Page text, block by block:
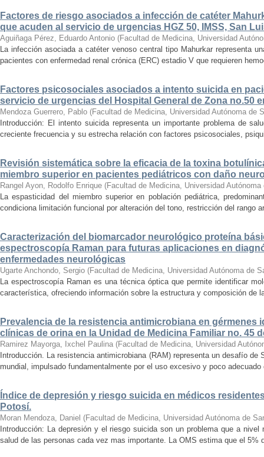
Factores de riesgo asociados a infección de catéter
que acuden al servicio de urgencias HGZ 50, IMSS, San
Aguiñaga Pérez, Eduardo Antonio (Facultad de Medicina, Universidad
La infección asociada a catéter venoso central tipo Mahurkar representa
pacientes con enfermedad renal crónica (ERC) estadio V que requieren
Factores psicosociales asociados a intento suicida en
servicio de urgencias del Hospital General de Zona no.50
Mendoza Guerrero, Pablo (Facultad de Medicina, Universidad Autónoma de
Introducción: El intento suicida representa un importante problema de
creciente frecuencia y su estrecha relación con factores psicosociales,
Revisión sistemática sobre la eficacia de la toxina
miembro superior en pacientes pediátricos con daño
Rangel Ayon, Rodolfo Enrique (Facultad de Medicina, Universidad
La espasticidad del miembro superior en población pediátrica,
condiciona limitación funcional por alteración del tono, restricción del rango
Caracterización del biomarcador neurológico proteína
espectroscopía Raman para futuras aplicaciones en
enfermedades neurológicas
Ugarte Anchondo, Sergio (Facultad de Medicina, Universidad Autónoma de
La espectroscopía Raman es una técnica óptica que permite identificar
característica, ofreciendo información sobre la estructura y composición de
Prevalencia de la resistencia antimicrobiana en gérmenes
clínicas de orina en la Unidad de Medicina Familiar no. 45
Ramirez Mayorga, Ixchel Paulina (Facultad de Medicina, Universidad
Introducción. La resistencia antimicrobiana (RAM) representa un desafío de
mundial, impulsado fundamentalmente por el uso excesivo y poco
Índice de depresión y riesgo suicida en médicos
Potosí.
Moran Mendoza, Daniel (Facultad de Medicina, Universidad Autónoma de
Introducción: La depresión y el riesgo suicida son un problema que a
salud de las personas cada vez mas importante. La OMS estima que el 5%